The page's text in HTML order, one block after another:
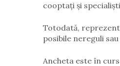
cooptați și
Totodată,
posibile nereguli
Ancheta este în